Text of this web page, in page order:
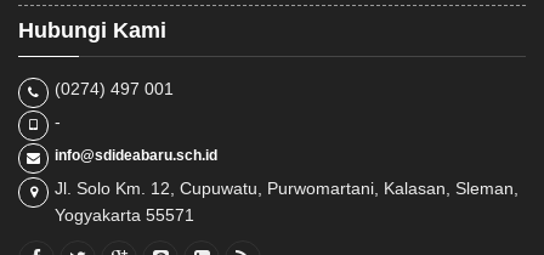
Hubungi Kami
(0274) 497 001
-
info@sdideabaru.sch.id
Jl. Solo Km. 12, Cupuwatu, Purwomartani, Kalasan, Sleman,
Yogyakarta 55571